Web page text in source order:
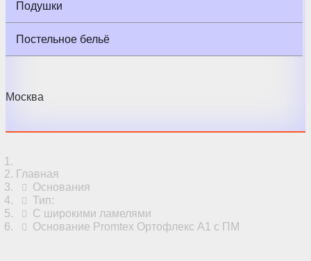
Подушки
Постельное бельё
Москва
Главная
Основания
Тип:
С широкими ламелями
Основание Promtex Ортофлекс А1 с ПМ